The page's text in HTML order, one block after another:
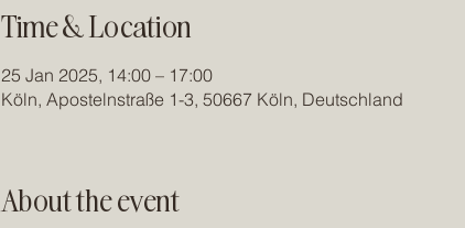
Time & Location
25 Jan 2025, 14:00 – 17:00
Köln, Apostelnstraße 1-3, 50667 Köln, Deutschland
About the event